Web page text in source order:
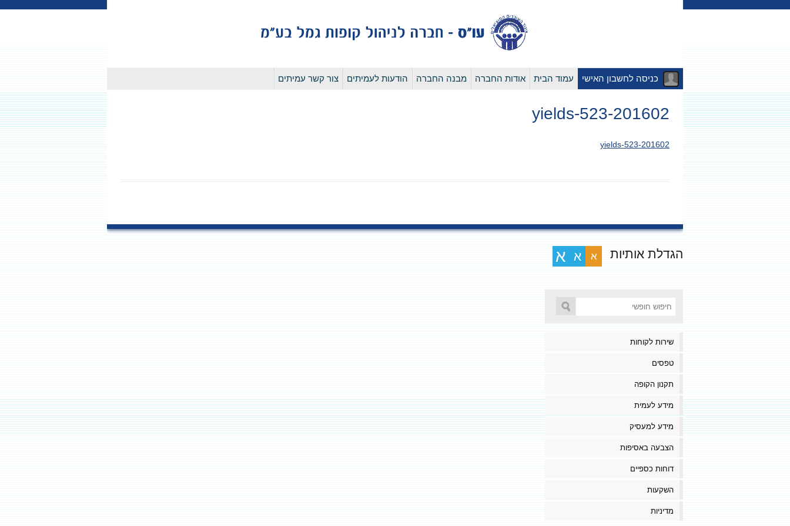
לדלג
כניסה לחשבון האישי עמוד הבית אודות החברה מבנה החברה הודעות לעמיתים צור קשר עמיתים
201602-yields-523
201602-yields-523
הגדלת אותיות א א א
שירות לקוחות
טפסים
תקנון הקופה
מידע לעמית
מידע למעסיק
הצבעה באסיפות
דוחות כספיים
השקעות
מדיניות